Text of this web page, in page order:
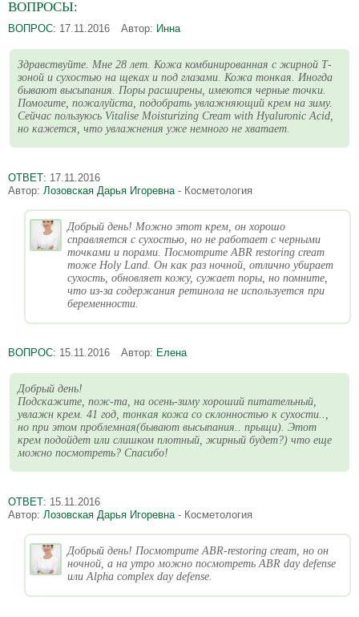
ВОПРОСЫ:
ВОПРОС: 17.11.2016 Автор: Инна
Здравствуйте. Мне 28 лет. Кожа комбинированная с жирной Т-
зоной и сухостью на щеках и под глазами. Кожа тонкая. Иногда
бывают высыпания. Поры расширены, имеются черные точки.
Помогите, пожалуйста, подобрать увлажняющий крем на зиму.
Сейчас пользуюсь Vitalise Moisturizing Cream with Hyaluronic Acid,
но кажется, что увлажнения уже немного не хватает.
ОТВЕТ: 17.11.2016
Автор: Лозовская Дарья Игоревна- Косметология
Добрый день! Можно этот крем, он хорошо
справляется с сухостью, но не работает с черными
точками и порами. Посмотрите ABR restoring cream
тоже Holy Land. Он как раз ночной, отлично убирает
сухость, обновляет кожу, сужает поры, но помните,
что из-за содержания ретинола не используется при
беременности.
ВОПРОС: 15.11.2016 Автор: Елена
Добрый день!
Подскажите, пож-та, на осень-зиму хороший питательный,
увлажн крем. 41 год, тонкая кожа со склонностью к сухости..,
но при этом проблемная(бывают высыпания.. прыщи). Этот
крем подойдет или слишком плотный, жирный будет?) что еще
можно посмотреть? Спасибо!
ОТВЕТ: 15.11.2016
Автор: Лозовская Дарья Игоревна- Косметология
Добрый день! Посмотрите ABR-restoring cream, но он
ночной, а на утро можно посмотреть ABR day defense
или Alpha complex day defense.